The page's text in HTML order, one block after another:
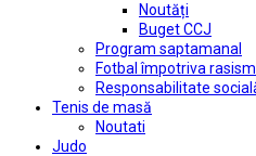
Noutăți
Buget CCJ
Program saptamanal
Fotbal împotriva
Responsabilitate
Tenis de masă
Noutati
Judo